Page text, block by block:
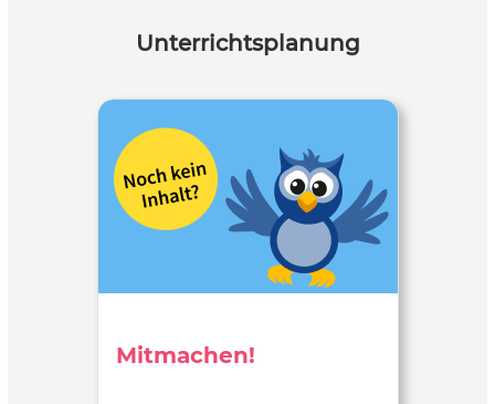
Unterrichtsplanung
Mitmachen!